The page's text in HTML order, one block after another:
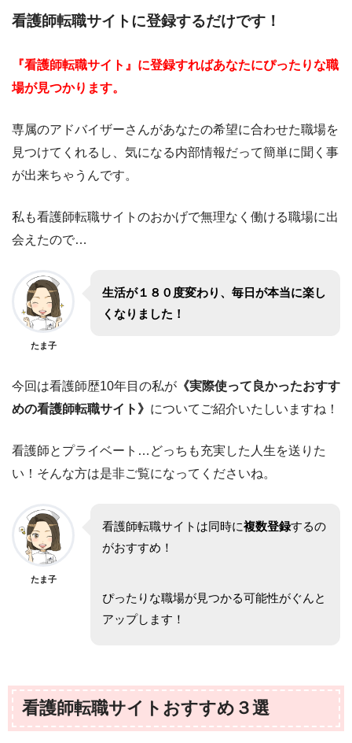
看護師転職サイトに登録するだけです！
『看護師転職サイト』に登録すればあなたにぴったりな職
場が見つかります。
専属のアドバイザーさんがあなたの希望に合わせた職場を
見つけてくれるし、気になる内部情報だって簡単に聞く事
が出来ちゃうんです。
私も看護師転職サイトのおかげで無理なく働ける職場に出
会えたので…
たま子
生活が１８０度変わり、毎日が本当に楽し
くなりました！
今回は看護師歴10年目の私が 《実際使って良かったおすす
めの看護師転職サイト》 についてご紹介いたしいますね！
看護師とプライベート…どっちも充実した人生を送りた
い！そんな方は是非ご覧になってくださいね。
たま子
看護師転職サイトは同時に複数登録するの
がおすすめ！
ぴったりな職場が見つかる可能性がぐんと
アップします！
看護師転職サイトおすすめ３選